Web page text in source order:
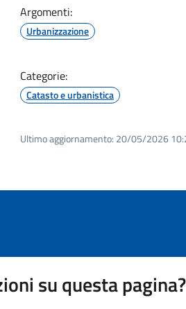
Argomenti:
Urbanizzazione
Categorie:
Catasto e urbanistica
Ultimo aggiornamento: 20/05/2026
su questa pagina?